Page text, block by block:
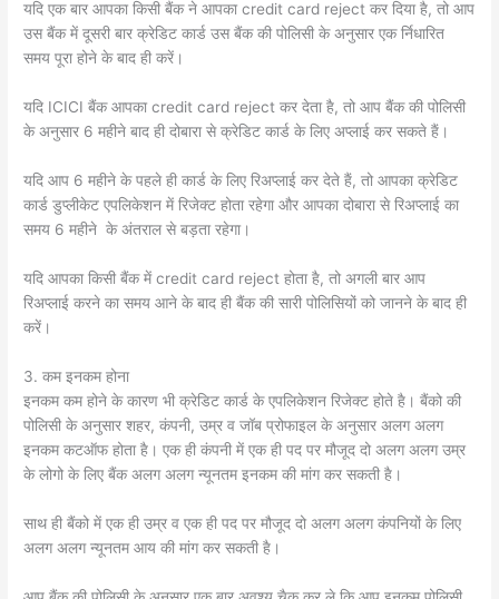
यदि एक बार आपका किसी बैंक ने आपका credit card reject कर दिया है, तो आप
उस बैंक में दूसरी बार क्रेडिट कार्ड उस बैंक की पोलिसी के अनुसार एक र्निधारित
समय पूरा होने के बाद ही करें।
यदि ICICI बैंक आपका credit card reject कर देता है, तो आप बैंक की पोलिसी
के अनुसार 6 महीने बाद ही दोबारा से क्रेडिट कार्ड के लिए अप्लाई कर सकते हैं।
यदि आप 6 महीने के पहले ही कार्ड के लिए रिअप्लाई कर देते हैं, तो आपका क्रेडिट
कार्ड डुप्लीकेट एपलिकेशन में रिजेक्ट होता रहेगा और आपका दोबारा से रिअप्लाई का
समय 6 महीने के अंतराल से बड़ता रहेगा।
यदि आपका किसी बैंक में credit card reject होता है, तो अगली बार आप
रिअप्लाई करने का समय आने के बाद ही बैंक की सारी पोलिसियों को जानने के बाद ही
करें।
3. कम इनकम होना
इनकम कम होने के कारण भी क्रेडिट कार्ड के एपलिकेशन रिजेक्ट होते है। बैंको की
पोलिसी के अनुसार शहर, कंपनी, उम्र व जॉब प्रोफाइल के अनुसार अलग अलग
इनकम कटऑफ होता है। एक ही कंपनी में एक ही पद पर मौजूद दो अलग अलग उम्र
के लोगो के लिए बैंक अलग अलग न्यूनतम इनकम की मांग कर सकती है।
साथ ही बैंको में एक ही उम्र व एक ही पद पर मौजूद दो अलग अलग कंपनियों के लिए
अलग अलग न्यूनतम आय की मांग कर सकती है।